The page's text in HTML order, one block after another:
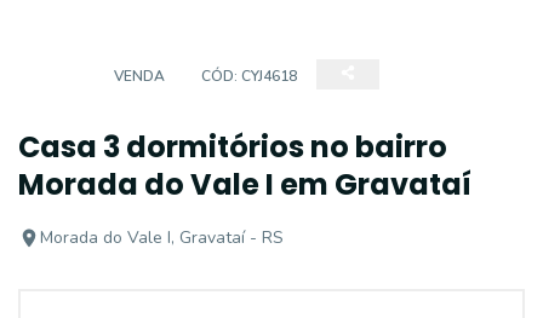
VENDA CÓD: CYJ4618
Casa 3 dormitórios no bairro
Morada do Vale I em Gravataí
Morada do Vale I, Gravataí - RS